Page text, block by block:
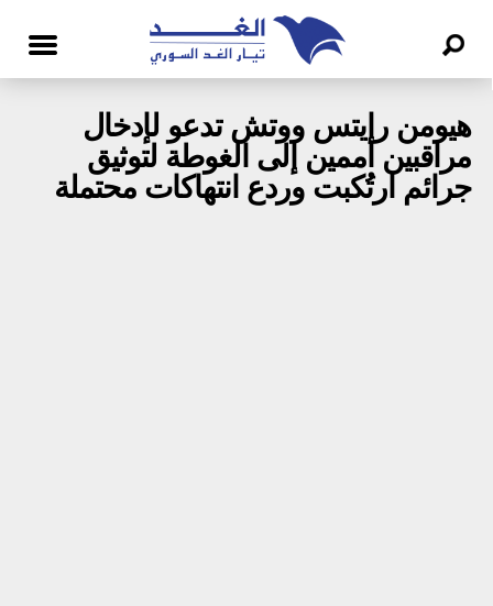
هيومن رايتس ووتش تدعو لإدخال
مراقبين أممين إلى الغوطة لتوثيق
جرائم ارتُكبت وردع انتهاكات محتملة